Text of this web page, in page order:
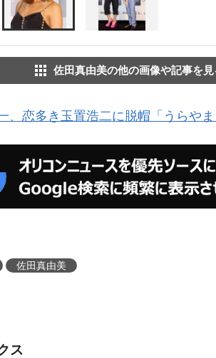
佐田真由美の他の画像や記事を見
、恋多き玉置浩二に脱帽「うらやま
佐田真由美
ス